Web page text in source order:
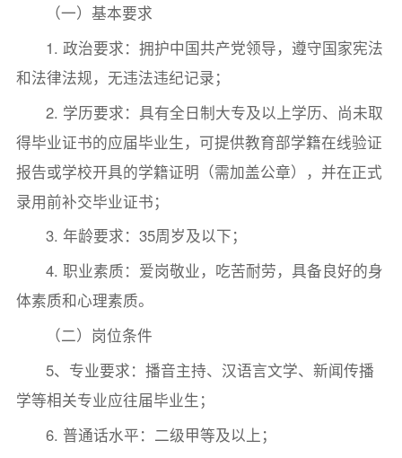
（一）基本要求
1. 政治要求：拥护中国共产党领导，遵守国家宪法
和法律法规，无违法违纪记录；
2. 学历要求：具有全日制大专及以上学历、尚未取
得毕业证书的应届毕业生，可提供教育部学籍在线验证
报告或学校开具的学籍证明（需加盖公章），并在正式
录用前补交毕业证书；
3. 年龄要求：35周岁及以下；
4. 职业素质：爱岗敬业，吃苦耐劳，具备良好的身
体素质和心理素质。
（二）岗位条件
5、专业要求：播音主持、汉语言文学、新闻传播
学等相关专业应往届毕业生；
6. 普通话水平：二级甲等及以上；